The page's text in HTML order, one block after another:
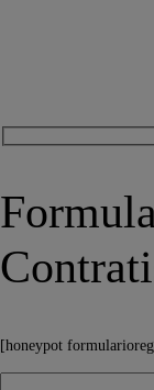
[honeypot